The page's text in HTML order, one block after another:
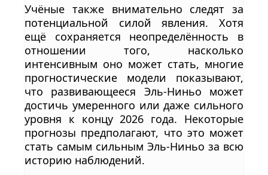
Учёные также внимательно следят за
потенциальной силой явления. Хотя
ещё сохраняется неопределённость в
отношении того, насколько
интенсивным оно может стать, многие
прогностические модели показывают,
что развивающееся Эль-Ниньо может
достичь умеренного или даже сильного
уровня к концу 2026 года. Некоторые
прогнозы предполагают, что это может
стать самым сильным Эль-Ниньо за всю
историю наблюдений.